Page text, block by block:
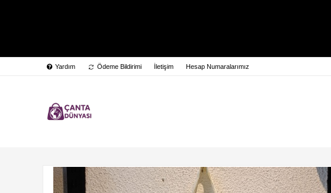
Yardım Ödeme Bildirimi İletişim Hesap Numaralarımız